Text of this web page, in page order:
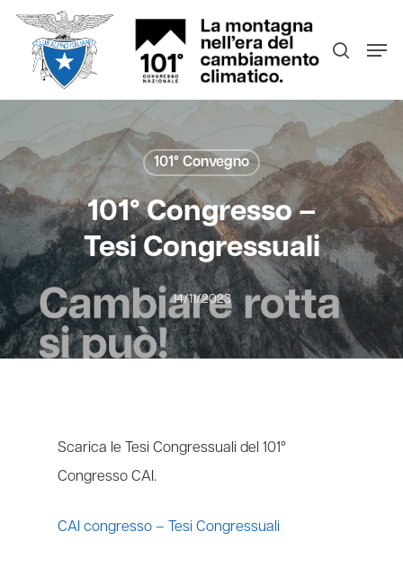
Skip
content
101° Convegno
101° Congresso –
Tesi Congressuali
14/11/2023
Scarica le Tesi Congressuali del 101°
Congresso CAI.
CAI congresso – Tesi Congressuali
Close